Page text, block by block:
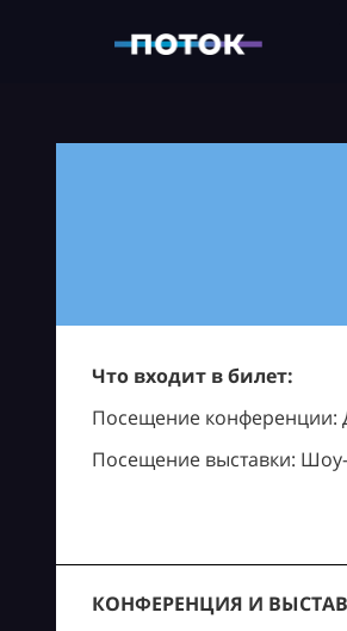
Что входит в билет:
Посещение конференции:
Посещение выставки:
КОНФЕРЕНЦИЯ И